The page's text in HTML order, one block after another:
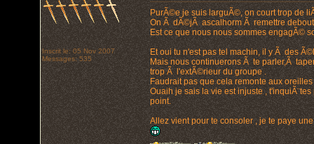
Inscrit le: 05 Nov 2007
Messages: 535
PurÃ©e je suis larguÃ©, on court trop de
On Ã dÃ©jÃ ascalhorm Ã remettre
Est ce que nous nous sommes engagÃ©
Et oui tu n'est pas tel machin, il y Ã des
Mais nous continuerons Ã te parler,Ã
trop Ã l'extÃ©rieur du groupe .
Faudrait pas que cela remonte aux
Ouaih je sais la vie est injuste ,
point.
Allez vient pour te consoler , je te paye